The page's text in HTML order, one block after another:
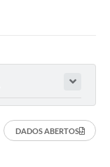
DADOS ABERTOS